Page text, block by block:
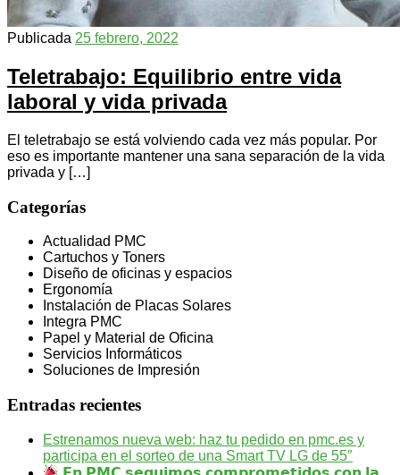
Publicada 25 febrero, 2022
Teletrabajo: Equilibrio entre vida
laboral y vida privada
El teletrabajo se está volviendo cada vez más popular. Por
eso es importante mantener una sana separación de la vida
privada y […]
Categorías
Actualidad PMC
Cartuchos y Toners
Diseño de oficinas y espacios
Ergonomía
Instalación de Placas Solares
Integra PMC
Papel y Material de Oficina
Servicios Informáticos
Soluciones de Impresión
Entradas recientes
Estrenamos nueva web: haz tu pedido en pmc.es y
participa en el sorteo de una Smart TV LG de 55″